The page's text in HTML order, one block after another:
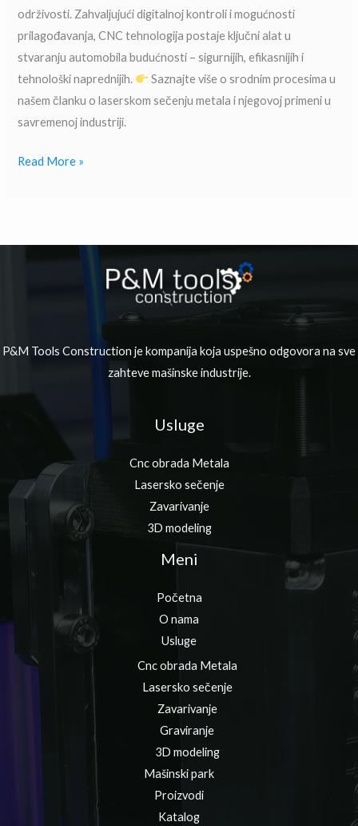
održivosti. Zahvaljujući digitalnoj kontroli i mogućnosti
prilagođavanja, CNC tehnologija postaje ključni alat u
stvaranju automobila budućnosti – sigurnijih, efikasnijih i
tehnološki naprednijih.
Saznajte više o srodnim procesima u
našem članku o laserskom sečenju metala i njegovoj primeni u
savremenoj industriji.
Read More »
P&M Tools Construction je kompanija koja uspešno odgovora na sve
zahteve mašinske industrije.
Usluge
Cnc obrada Metala
Lasersko sečenje
Zavarivanje
3D modeling
Meni
Početna
O nama
Usluge
Cnc obrada Metala
Lasersko sečenje
Zavarivanje
Graviranje
3D modeling
Mašinski park
Proizvodi
Katalog